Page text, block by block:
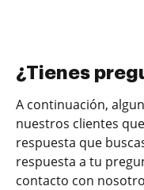
¿Tienes
A continuación,
nuestros clientes
respuesta que
respuesta a tu
contacto con